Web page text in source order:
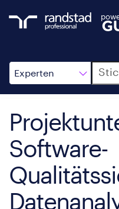
Experten
Suche
Software-